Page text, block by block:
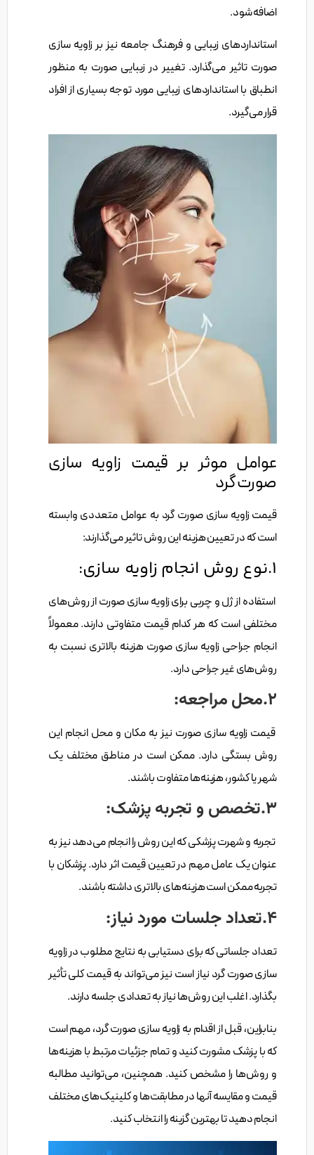
اضافه شود.
استانداردهای زیبایی و فرهنگ جامعه نیز بر زاویه سازی
صورت تاثیر می‌گذارد. تغییر در زیبایی صورت به منظور
انطباق با استانداردهای زیبایی مورد توجه بسیاری از افراد
قرار می‌گیرد.
عوامل موثر بر قیمت زاویه سازی
صورت گرد
قیمت زاویه سازی صورت گرد به عوامل متعددی وابسته
است که در تعیین هزینه این روش تاثیر می‌گذارند:
1.نوع روش انجام زاویه سازی:
استفاده از ژل و چربی برای زاویه سازی صورت از روش‌های
مختلفی است که هر کدام قیمت متفاوتی دارند. معمولاً
انجام جراحی زاویه سازی صورت هزینه بالاتری نسبت به
روش‌های غیر جراحی دارد.
2.محل مراجعه:
قیمت زاویه سازی صورت نیز به مکان و محل انجام این
روش بستگی دارد. ممکن است در مناطق مختلف یک
شهر یا کشور، هزینه‌ها متفاوت باشند.
3.تخصص و تجربه پزشک:
تجربه و شهرت پزشکی که این روش را انجام می‌دهد نیز به
عنوان یک عامل مهم در تعیین قیمت اثر دارد. پزشکان با
تجربه ممکن است هزینه‌های بالاتری داشته باشند.
4.تعداد جلسات مورد نیاز:
تعداد جلساتی که برای دستیابی به نتایج مطلوب در زاویه
سازی صورت گرد نیاز است نیز می‌تواند به قیمت کلی تأثیر
بگذارد. اغلب این روش‌ها نیاز به تعدادی جلسه دارند.
بنابراین، قبل از اقدام به زاویه سازی صورت گرد، مهم است
که با پزشک مشورت کنید و تمام جزئیات مرتبط با هزینه‌ها
و روش‌ها را مشخص کنید. همچنین، می‌توانید مطالبه
قیمت و مقایسه آنها در مطابقت‌ها و کلینیک‌های مختلف
انجام دهید تا بهترین گزینه را انتخاب کنید.